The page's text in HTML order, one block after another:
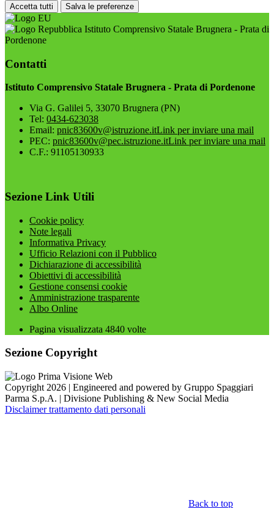
Accetta tutti Salva le preferenze
Istituto Comprensivo Statale Brugnera - Prata di
Pordenone
Contatti
Istituto Comprensivo Statale Brugnera - Prata di Pordenone
Via G. Galilei 5, 33070 Brugnera (PN)
Tel: 0434-623038
Email: pnic83600v@istruzione.itLink per inviare una mail
PEC: pnic83600v@pec.istruzione.itLink per inviare una mail
C.F.: 91105130933
Sezione Link Utili
Cookie policy
Note legali
Informativa Privacy
Ufficio Relazioni con il Pubblico
Dichiarazione di accessibilità
Obiettivi di accessibilità
Gestione consensi cookie
Amministrazione trasparente
Albo Online
Pagina visualizzata 4840 volte
Sezione Copyright
Copyright 2026 | Engineered and powered by Gruppo Spaggiari
Parma S.p.A. | Divisione Publishing & New Social Media
Disclaimer trattamento dati personali
Back to top